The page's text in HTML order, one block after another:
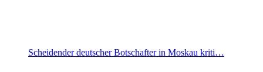
Scheidender deutscher Botschafter in Moskau kriti…